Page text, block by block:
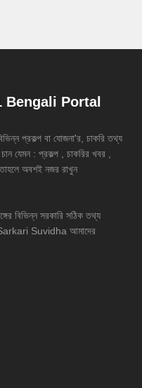
Bengali Portal
প্রকল্প বা যোজনা'র, চাকরি তথ্য
যেমন : প্রকল্প , চাকরির খবর ,
অবশই নজর রাখুন
বিভিন্ন সরকারি সঠিক তথ্য
Sarkari Suvidha আমাদের